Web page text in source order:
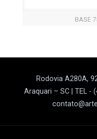
BASE
Rodovia A280A,
Araquari – SC | TEL -